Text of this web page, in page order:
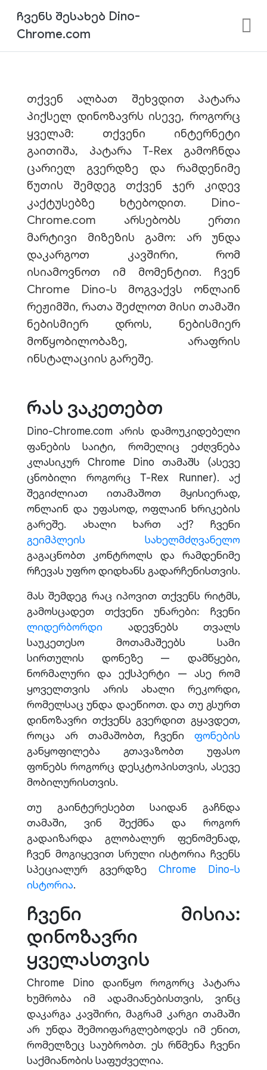
ჩვენს შესახებ Dino-
Chrome.com
თქვენ ალბათ შეხვდით პატარა
პიქსელ დინოზავრს ისევე, როგორც
ყველამ: თქვენი ინტერნეტი
გაითიშა, პატარა T-Rex გამოჩნდა
ცარიელ გვერდზე და რამდენიმე
წუთის შემდეგ თქვენ ჯერ კიდევ
კაქტუსებზე ხტებოდით. Dino-
Chrome.com არსებობს ერთი
მარტივი მიზეზის გამო: არ უნდა
დაკარგოთ კავშირი, რომ
ისიამოვნოთ იმ მომენტით. ჩვენ
Chrome Dino-ს მოგვაქვს ონლაინ
რეჟიმში, რათა შეძლოთ მისი თამაში
ნებისმიერ დროს, ნებისმიერ
მოწყობილობაზე, არაფრის
ინსტალაციის გარეშე.
რას ვაკეთებთ
Dino-Chrome.com არის დამოუკიდებელი
ფანების საიტი, რომელიც ეძღვნება
კლასიკურ Chrome Dino თამაშს (ასევე
ცნობილი როგორც T-Rex Runner). აქ
შეგიძლიათ ითამაშოთ მყისიერად,
ონლაინ და უფასოდ, ოფლაინ ხრიკების
გარეშე. ახალი ხართ აქ? ჩვენი
გეიმპლეის სახელმძღვანელო
გაგაცნობთ კონტროლს და რამდენიმე
რჩევას უფრო დიდხანს გადარჩენისთვის.
მას შემდეგ რაც იპოვით თქვენს რიტმს,
გამოსცადეთ თქვენი უნარები: ჩვენი
ლიდერბორდი ადევნებს თვალს
საუკეთესო მოთამაშეებს სამი
სირთულის დონეზე — დამწყები,
ნორმალური და ექსპერტი — ასე რომ
ყოველთვის არის ახალი რეკორდი,
რომელსაც უნდა დაეწიოთ. და თუ გსურთ
დინოზავრი თქვენს გვერდით გყავდეთ,
როცა არ თამაშობთ, ჩვენი ფონების
განყოფილება გთავაზობთ უფასო
ფონებს როგორც დესკტოპისთვის, ასევე
მობილურისთვის.
თუ გაინტერესებთ საიდან გაჩნდა
თამაში, ვინ შექმნა და როგორ
გადაიზარდა გლობალურ ფენომენად,
ჩვენ მოგიყევით სრული ისტორია ჩვენს
სპეციალურ გვერდზე Chrome Dino-ს
ისტორია.
ჩვენი მისია:
დინოზავრი
ყველასთვის
Chrome Dino დაიწყო როგორც პატარა
ხუმრობა იმ ადამიანებისთვის, ვინც
დაკარგა კავშირი, მაგრამ კარგი თამაში
არ უნდა შემოიფარგლებოდეს იმ ენით,
რომელზეც საუბრობთ. ეს რწმენა ჩვენი
საქმიანობის საფუძველია.